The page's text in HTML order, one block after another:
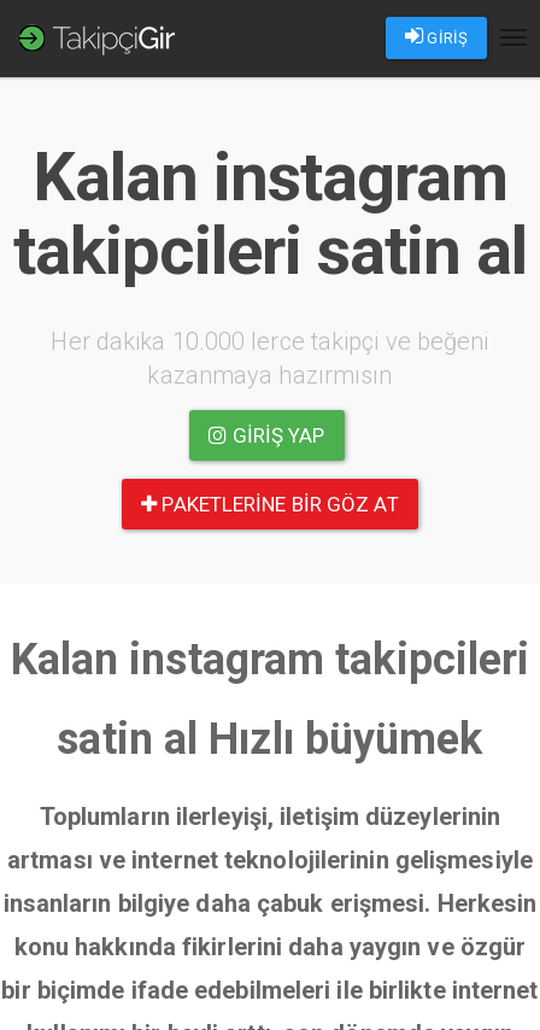
GİRİŞ
Kalan instagram
takipcileri satin al
Her dakika 10.000 lerce takipçi ve beğeni
kazanmaya hazırmısın
GIRIŞ YAP
PAKETLERINE BIR GÖZ AT
Kalan instagram takipcileri
satin al Hızlı büyümek
Toplumların ilerleyişi, iletişim düzeylerinin
artması ve internet teknolojilerinin gelişmesiyle
insanların bilgiye daha çabuk erişmesi. Herkesin
konu hakkında fikirlerini daha yaygın ve özgür
bir biçimde ifade edebilmeleri ile birlikte internet